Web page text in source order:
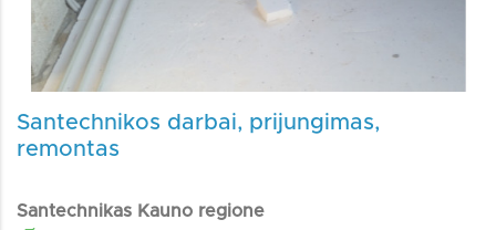
Santechnikos darbai, prijungimas,
remontas
Santechnikas Kauno regione